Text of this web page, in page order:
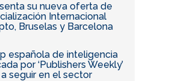
su nueva oferta de
Internacional
Bruselas y Barcelona
española de inteligencia
por ‘Publishers Weekly’
seguir en el sector